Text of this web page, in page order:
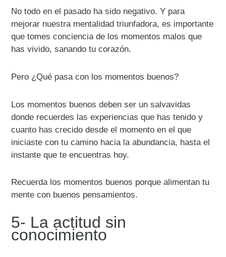
No todo en el pasado ha sido negativo. Y para
mejorar nuestra mentalidad triunfadora, es importante
que tomes conciencia de los momentos malos que
has vivido, sanando tu corazón.
Pero ¿Qué pasa con los momentos buenos?
Los momentos buenos deben ser un salvavidas
donde recuerdes las experiencias que has tenido y
cuanto has crecido desde el momento en el que
iniciaste con tu camino hacia la abundancia, hasta el
instante que te encuentras hoy.
Recuerda los momentos buenos porque alimentan tu
mente con buenos pensamientos.
5- La actitud sin
conocimiento